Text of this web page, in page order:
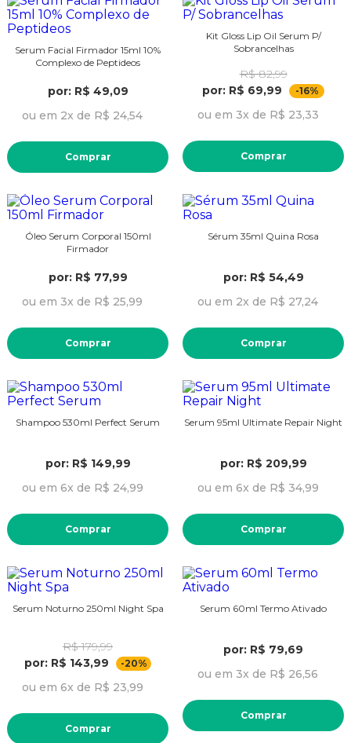
Serum Facial Firmador 15ml 10%
Complexo de Peptideos
por: R$ 49,09
ou em 2x de R$ 24,54
Comprar
Kit Gloss Lip Oil Serum P/
Sobrancelhas
R$ 82,99
por: R$ 69,99
-16%
ou em 3x de R$ 23,33
Comprar
Óleo Serum Corporal 150ml
Firmador
por: R$ 77,99
ou em 3x de R$ 25,99
Comprar
Sérum 35ml Quina Rosa
por: R$ 54,49
ou em 2x de R$ 27,24
Comprar
Shampoo 530ml Perfect Serum
por: R$ 149,99
ou em 6x de R$ 24,99
Comprar
Serum 95ml Ultimate Repair Night
por: R$ 209,99
ou em 6x de R$ 34,99
Comprar
Serum Noturno 250ml Night Spa
R$ 179,99
por: R$ 143,99
-20%
ou em 6x de R$ 23,99
Comprar
Serum 60ml Termo Ativado
por: R$ 79,69
ou em 3x de R$ 26,56
Comprar